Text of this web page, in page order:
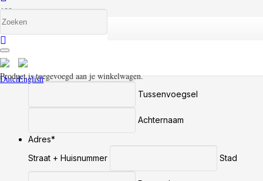
Productis toegevoegd aan je winkelwagen.
Tussenvoegsel
Achternaam
Adres*
Straat + Huisnummer
Stad